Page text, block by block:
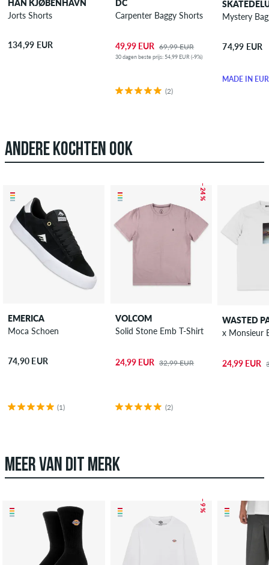
HAN KJØBENHAVN
Jorts Shorts
134,99 EUR
DC
Carpenter Baggy Shorts
49,99 EUR 69,99 EUR
30 dagen beste prijs: 54,99 EUR (-9%)
(2)
Mystery
74,99 EUR
MADE IN
ANDERE KOCHTEN OOK
EMERICA
Moca Schoen
74,90 EUR
(1)
– 24 %
VOLCOM
Solid Stone Emb T-Shirt
24,99 EUR 32,99 EUR
(2)
WASTED
x Monsieur
24,99 EUR
MEER VAN DIT MERK
– 9 %